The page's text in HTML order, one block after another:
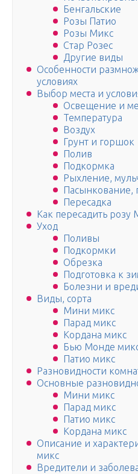
Бенгальские
Розы Патио
Розы Микс
Стар Розес
Другие виды
Особенности
условиях
Выбор места и
Освещение и
Температура
Воздух
Грунт и горшок
Полив
Подкормка
Рыхление,
Пасынкование,
Пересадка
Как пересадить розу
Уход
Поливы
Подкормки
Обрезка
Подготовка к
Болезни и
Виды, сорта
Мини микс
Парад микс
Кордана микс
Бью Монде
Патио микс
Разновидности
Основные
Мини микс
Парад микс
Патио микс
Кордана микс
Описание и
микс
Вредители и